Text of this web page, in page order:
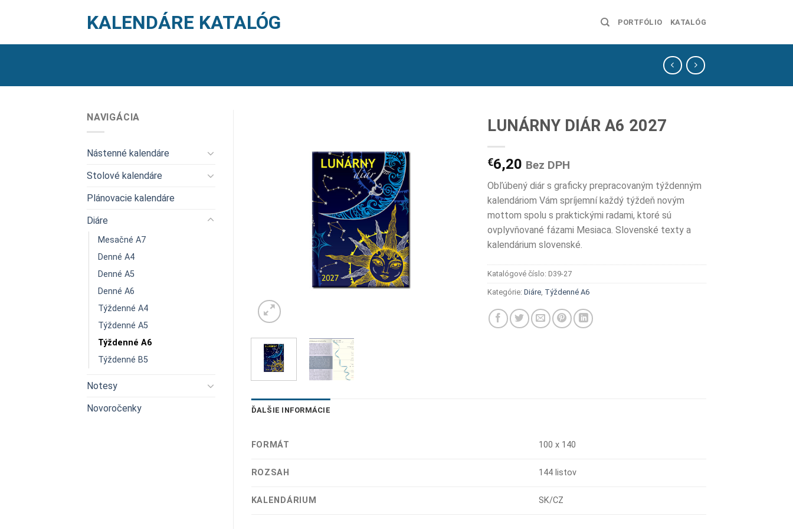
KALENDÁRE KATALÓG PORTFÓLIO KATALÓG
NAVIGÁCIA
Nástenné kalendáre
Stolové kalendáre
Plánovacie kalendáre
Diáre
Mesačné A7
Denné A4
Denné A5
Denné A6
Týždenné A4
Týždenné A5
Týždenné A6
Týždenné B5
Notesy
Novoročenky
LUNÁRNY DIÁR A6 2027
€6,20 Bez DPH
Obľúbený diár s graficky prepracovaným týždenným
kalendáriom Vám spríjemní každý týždeň novým
mottom spolu s praktickými radami, ktoré sú
ovplyvňované fázami Mesiaca. Slovenské texty a
kalendárium slovenské.
Katalógové číslo:D39-27
Kategórie:Diáre Týždenné A6
ĎALŠIE INFORMÁCIE
FORMÁT 100 x 140
ROZSAH 144 listov
KALENDÁRIUM SK/CZ